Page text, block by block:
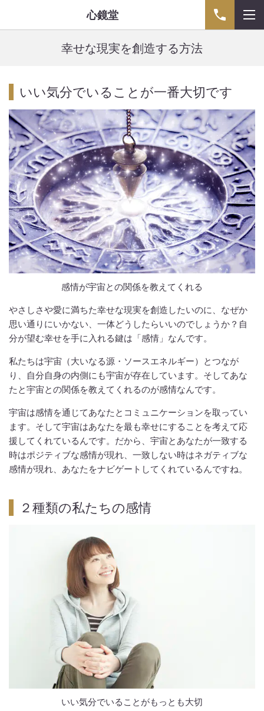
心鏡堂
幸せな現実を創造する方法
いい気分でいることが一番大切です
感情が宇宙との関係を教えてくれる
やさしさや愛に満ちた幸せな現実を創造したいのに、なぜか
思い通りにいかない、一体どうしたらいいのでしょうか？自
分が望む幸せを手に入れる鍵は「感情」なんです。
私たちは宇宙（大いなる源・ソースエネルギー）とつなが
り、自分自身の内側にも宇宙が存在しています。そしてあな
たと宇宙との関係を教えてくれるのが感情なんです。
宇宙は感情を通じてあなたとコミュニケーションを取ってい
ます。そして宇宙はあなたを最も幸せにすることを考えて応
援してくれているんです。だから、宇宙とあなたが一致する
時はポジティブな感情が現れ、一致しない時はネガティブな
感情が現れ、あなたをナビゲートしてくれているんですね。
２種類の私たちの感情
いい気分でいることがもっとも大切